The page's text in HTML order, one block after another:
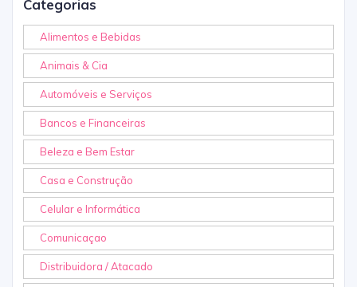
Categorias
Alimentos e Bebidas
Animais & Cia
Automóveis e Serviços
Bancos e Financeiras
Beleza e Bem Estar
Casa e Construção
Celular e Informática
Comunicaçao
Distribuidora / Atacado